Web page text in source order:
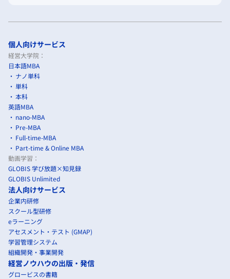
個人向けサービス
経営大学院：
日本語MBA
ナノ単科
単科
本科
英語MBA
nano-MBA
Pre-MBA
Full-time-MBA
Part-time & Online MBA
動画学習：
GLOBIS 学び放題×知見録
GLOBIS Unlimited
法人向けサービス
企業内研修
スクール型研修
eラーニング
アセスメント・テスト (GMAP)
学習管理システム
組織開発・事業開発
経営ノウハウの出版・発信
グロービスの書籍